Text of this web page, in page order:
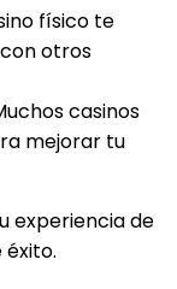
físico te
otros
casinos
mejorar tu
experiencia de